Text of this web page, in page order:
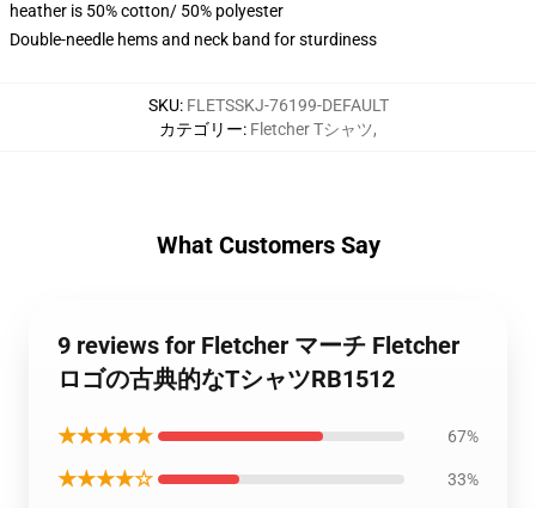
heather is 50% cotton/ 50% polyester
Double-needle hems and neck band for sturdiness
SKU: FLETSSKJ-76199-DEFAULT
カテゴリー: Fletcher Tシャツ,
What Customers Say
9 reviews for Fletcher マーチ Fletcher
ロゴの古典的なTシャツRB1512
★★★★★ 67%
★★★★☆ 33%